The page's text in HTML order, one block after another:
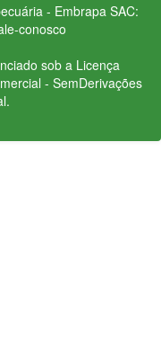
- Embrapa SAC:
conosco
sob a Licença
- SemDerivações